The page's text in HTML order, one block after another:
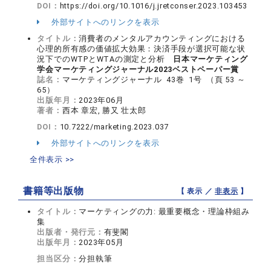
DOI： https://doi.org/10.1016/j.jretconser.2023.103453
外部サイトへのリンクを表示
タイトル：消費者のメンタルアカウンティングにおける
心理的所有感の価値拡大効果：決済手段が選択可能な状
況下でのWTPとWTAの測定と分析
日本マーケティング
学会マーケティングジャーナル2023ベストペーパー賞
誌名： マーケティングジャーナル 43巻 1号 （頁 53 ～
65）
出版年月： 2023年06月
著者： 西本 章宏, 勝又 壮太郎
DOI： 10.7222/marketing.2023.037
外部サイトへのリンクを表示
全件表示 >>
書籍等出版物 【 表示 ／非表示 】
タイトル： マーケティングの力: 最重要概念・理論枠組み
集
出版者・発行元： 有斐閣
出版年月： 2023年05月
担当区分：分担執筆